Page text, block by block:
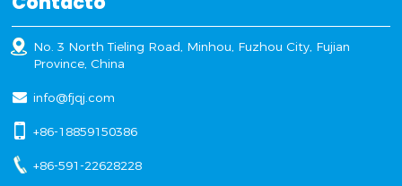
No. 3 North Tieling Road, Minhou, Fuzhou City, Fujian
Province, China
info@fjqj.com
+86-18859150386
+86-591-22628228